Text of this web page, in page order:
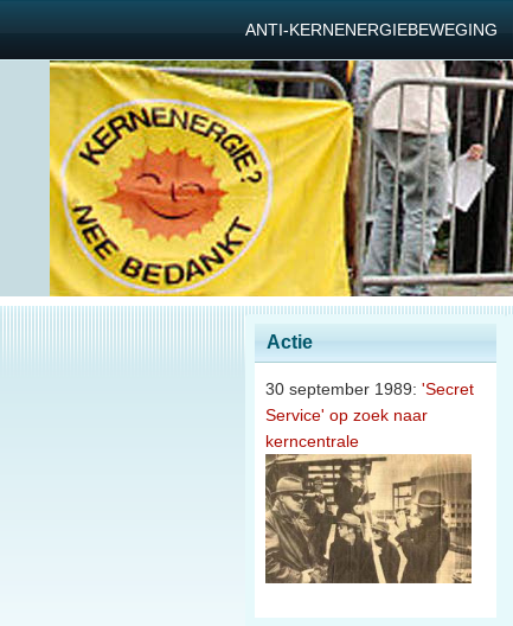
ANTI-KERNENERGIEBEWEGING
Actie
30 september 1989: 'Secret
Service' op zoek naar
kerncentrale